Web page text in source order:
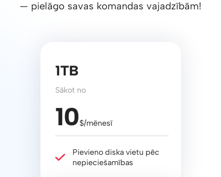
— pielāgo savas komandas vajadzībām!
1TB
Sākot no
10$/mēnesī
Pievieno diska vietu pēc
nepieciešamības